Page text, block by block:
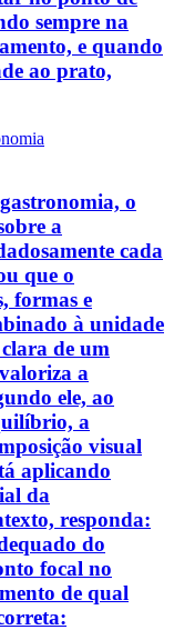
sempre na
e quando
ao prato,
o
a
cada
que o
formas e
à unidade
de um
a
ele, ao
a
visual
aplicando
da
responda:
do
focal no
de qual